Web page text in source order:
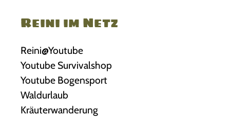
Reini im Netz
Reini@Youtube
Youtube Survivalshop
Youtube Bogensport
Waldurlaub
Kräuterwanderung